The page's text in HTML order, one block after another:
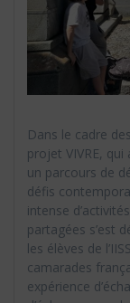
Dans le cadre
projet VIVRE,
un parcours de
défis
intense
partagées s’est
les élèves de
camarades
expérience